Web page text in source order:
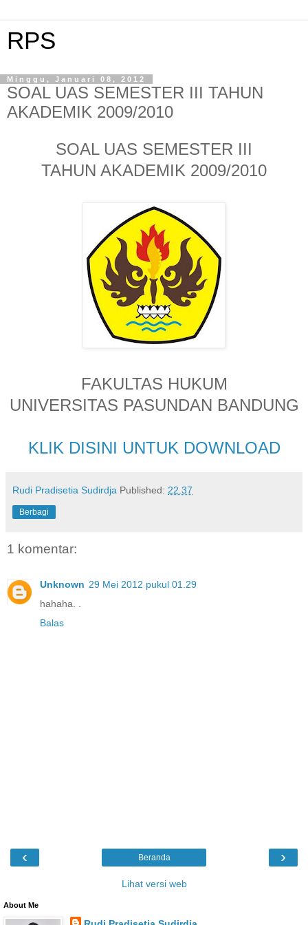
RPS
Minggu, Januari 08, 2012
SOAL UAS SEMESTER III TAHUN
AKADEMIK 2009/2010
SOAL UAS SEMESTER III
TAHUN AKADEMIK 2009/2010
FAKULTAS HUKUM
UNIVERSITAS PASUNDAN BANDUNG
KLIK DISINI UNTUK DOWNLOAD
Rudi Pradisetia Sudirdja Published: 22.37
Berbagi
1 komentar:
Unknown 29 Mei 2012 pukul 01.29
hahaha. .
Balas
‹ ›
Beranda
Lihat versi web
About Me